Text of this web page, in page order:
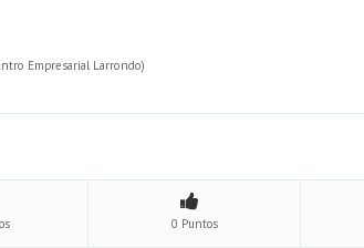
Empresarial Larrondo)
0 Puntos